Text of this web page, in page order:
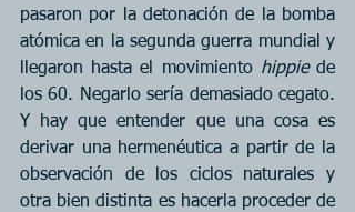
pasaron por la detonación de la bomba
atómica en la segunda guerra mundial y
llegaron hasta el movimiento hippie de
los 60. Negarlo sería demasiado cegato.
Y hay que entender que una cosa es
derivar una hermenéutica a partir de la
observación de los ciclos naturales y
otra bien distinta es hacerla proceder de